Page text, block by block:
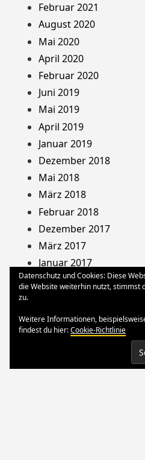
Februar 2021
August 2020
Mai 2020
April 2020
Februar 2020
Juni 2019
Mai 2019
April 2019
Januar 2019
Dezember 2018
Mai 2018
März 2018
Februar 2018
Dezember 2017
März 2017
Januar 2017
August 2013
Oktober 2012
März 2012
Datenschutz und Cookies: Diese
die Website weiterhin nutzt, stimmst
zu.
Weitere Informationen,
findest du hier:Cookie-Richtlinie